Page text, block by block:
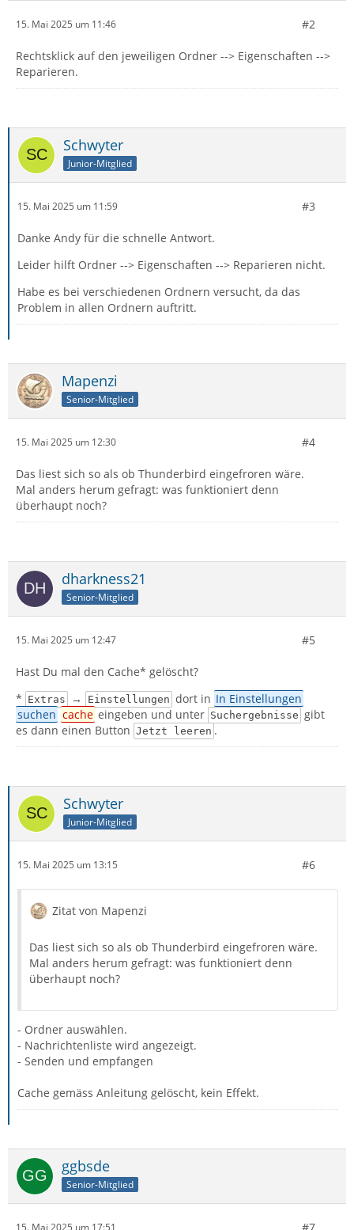
15. Mai 2025 um 11:46 #2
Rechtsklick auf den jeweiligen Ordner --> Eigenschaften -->
Reparieren.
Schwyter
Junior-Mitglied
15. Mai 2025 um 11:59 #3
Danke Andy für die schnelle Antwort.
Leider hilft Ordner --> Eigenschaften --> Reparieren nicht.
Habe es bei verschiedenen Ordnern versucht, da das
Problem in allen Ordnern auftritt.
Mapenzi
Senior-Mitglied
15. Mai 2025 um 12:30 #4
Das liest sich so als ob Thunderbird eingefroren wäre.
Mal anders herum gefragt: was funktioniert denn
überhaupt noch?
dharkness21
Senior-Mitglied
15. Mai 2025 um 12:47 #5
Hast Du mal den Cache* gelöscht?
* Extras → Einstellungen dort in In Einstellungen
suchen cache eingeben und unter Suchergebnisse gibt
es dann einen Button Jetzt leeren .
Schwyter
Junior-Mitglied
15. Mai 2025 um 13:15 #6
Zitat von Mapenzi
Das liest sich so als ob Thunderbird eingefroren wäre.
Mal anders herum gefragt: was funktioniert denn
überhaupt noch?
- Ordner auswählen.
- Nachrichtenliste wird angezeigt.
- Senden und empfangen
Cache gemäss Anleitung gelöscht, kein Effekt.
ggbsde
Senior-Mitglied